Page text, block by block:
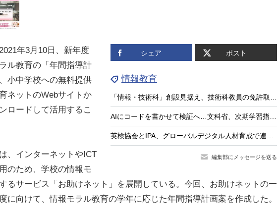
シェア ポスト
情報教育
「情報・技術科」創設見据え、技術科教員の免許取得講座を全国実施…兵庫教育大
AIにコードを書かせて検証へ…文科省、次期学習指導要領で情報教育を抜本見直し
英検協会とIPA、グローバルデジタル人材育成で連携協定
編集部にメッセージを送る
年3月10日、新年度
ル教育の「年間指導計
小中学校への無料提供
ネットのWebサイトか
ロードして活用するこ
、インターネットやICT
のため、学校の情報モ
るサービス「お助けネット」を展開している。今回、お助けネットの一
に向けて、情報モラル教育の学年に応じた年間指導計画案を作成した。